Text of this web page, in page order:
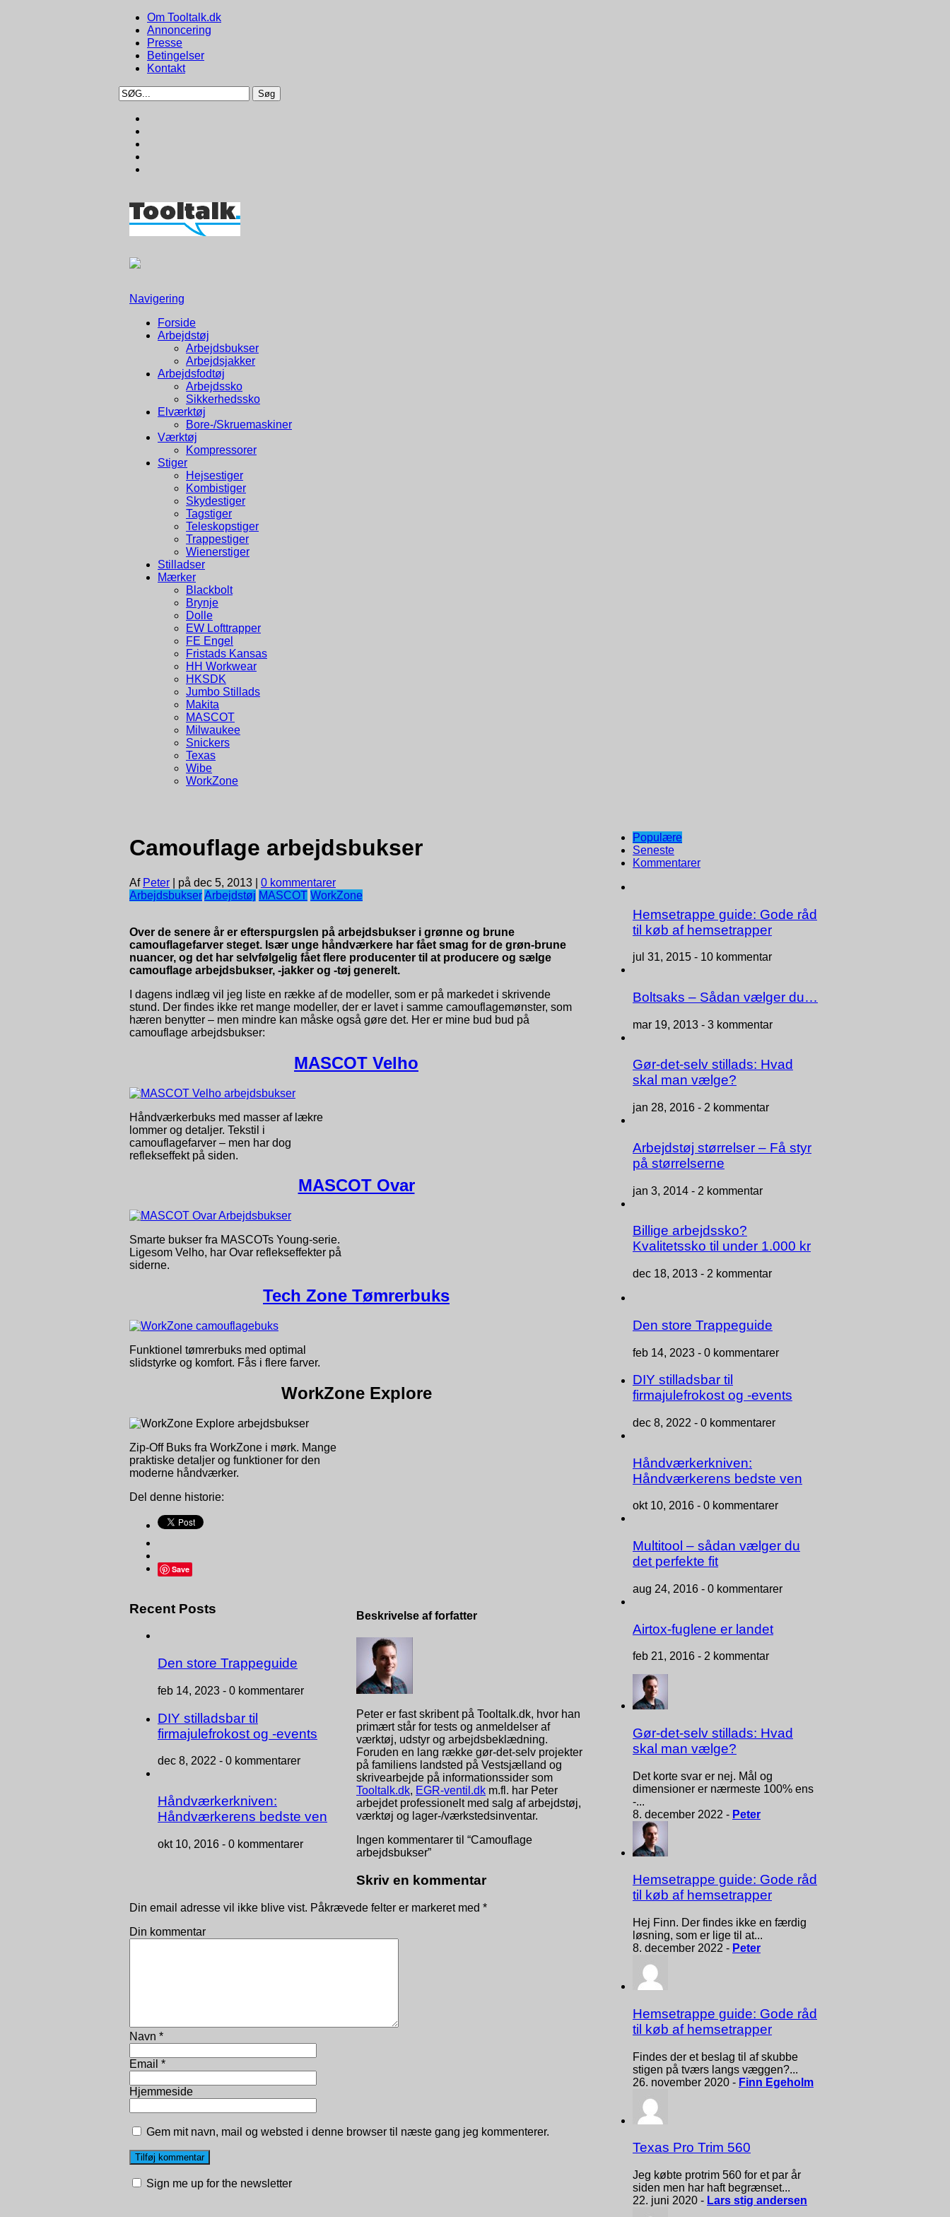
Om Tooltalk.dk
Annoncering
Presse
Betingelser
Kontakt
Navigering
Forside
Arbejdstøj
Arbejdsbukser
Arbejdsjakker
Arbejdsfodtøj
Arbejdssko
Sikkerhedssko
Elværktøj
Bore-/Skruemaskiner
Værktøj
Kompressorer
Stiger
Hejsestiger
Kombistiger
Skydestiger
Tagstiger
Teleskopstiger
Trappestiger
Wienerstiger
Stilladser
Mærker
Blackbolt
Brynje
Dolle
EW Lofttrapper
FE Engel
Fristads Kansas
HH Workwear
HKSDK
Jumbo Stillads
Makita
MASCOT
Milwaukee
Snickers
Texas
Wibe
WorkZone
Camouflage arbejdsbukser
Af Peter på dec 5, 2013
0 kommentarer
ArbejdsbukserArbejdstøj MASCOT WorkZone
Over de senere år er efterspurgslen på arbejdsbukser i grønne og brune
camouflagefarver steget. Især unge håndværkere har fået smag for de grøn-brune
nuancer, og det har selvfølgelig fået flere producenter til at producere og sælge
camouflage arbejdsbukser, -jakker og -tøj generelt.
I dagens indlæg vil jeg liste en række af de modeller, som er på markedet i skrivende
stund. Der findes ikke ret mange modeller, der er lavet i samme camouflagemønster, som
hæren benytter – men mindre kan måske også gøre det. Her er mine bud bud på
camouflage arbejdsbukser:
MASCOT Velho
Håndværkerbuks med masser af lækre
lommer og detaljer. Tekstil i
camouflagefarver – men har dog
reflekseffekt på siden.
MASCOT Ovar
Smarte bukser fra MASCOTs Young-serie.
Ligesom Velho, har Ovar reflekseffekter på
siderne.
Tech Zone Tømrerbuks
Funktionel tømrerbuks med optimal
slidstyrke og komfort. Fås i flere farver.
WorkZone Explore
Zip-Off Buks fra WorkZone i mørk. Mange
praktiske detaljer og funktioner for den
moderne håndværker.
Del denne historie:
Save
Recent Posts
Den store Trappeguide
feb 14, 2023 - 0 kommentarer
DIY stilladsbar til
firmajulefrokost og -events
dec 8, 2022 - 0 kommentarer
Håndværkerkniven:
Håndværkerens bedste ven
okt 10, 2016 - 0 kommentarer
Beskrivelse af forfatter
Peter er fast skribent på Tooltalk.dk, hvor han
primært står for tests og anmeldelser af
værktøj, udstyr og arbejdsbeklædning.
Foruden en lang række gør-det-selv projekter
på familiens landsted på Vestsjælland og
skrivearbejde på informationssider som
Tooltalk.dk, EGR-ventil.dk m.fl. har Peter
arbejdet professionelt med salg af arbejdstøj,
værktøj og lager-/værkstedsinventar.
Ingen kommentarer til “Camouflage
arbejdsbukser”
Skriv en kommentar
Din email adresse vil ikke blive vist. Påkrævede felter er markeret med *
Din kommentar
Navn *
Email *
Hjemmeside
Gem mit navn, mail og websted i denne browser til næste gang jeg kommenterer.
Sign me up for the newsletter
Populære
Seneste
Kommentarer
Hemsetrappe guide: Gode råd
til køb af hemsetrapper
jul 31, 2015 - 10 kommentar
Boltsaks – Sådan vælger du…
mar 19, 2013 - 3 kommentar
Gør-det-selv stillads: Hvad
skal man vælge?
jan 28, 2016 - 2 kommentar
Arbejdstøj størrelser – Få styr
på størrelserne
jan 3, 2014 - 2 kommentar
Billige arbejdssko?
Kvalitetssko til under 1.000 kr
dec 18, 2013 - 2 kommentar
Den store Trappeguide
feb 14, 2023 - 0 kommentarer
DIY stilladsbar til
firmajulefrokost og -events
dec 8, 2022 - 0 kommentarer
Håndværkerkniven:
Håndværkerens bedste ven
okt 10, 2016 - 0 kommentarer
Multitool – sådan vælger du
det perfekte fit
aug 24, 2016 - 0 kommentarer
Airtox-fuglene er landet
feb 21, 2016 - 2 kommentar
Gør-det-selv stillads: Hvad
skal man vælge?
Det korte svar er nej. Mål og
dimensioner er nærmeste 100% ens
-...
8. december 2022 - Peter
Hemsetrappe guide: Gode råd
til køb af hemsetrapper
Hej Finn. Der findes ikke en færdig
løsning, som er lige til at...
8. december 2022 - Peter
Hemsetrappe guide: Gode råd
til køb af hemsetrapper
Findes der et beslag til af skubbe
stigen på tværs langs væggen?...
26. november 2020 - Finn Egeholm
Texas Pro Trim 560
Jeg købte protrim 560 for et par år
siden men har haft begrænset...
22. juni 2020 - Lars stig andersen